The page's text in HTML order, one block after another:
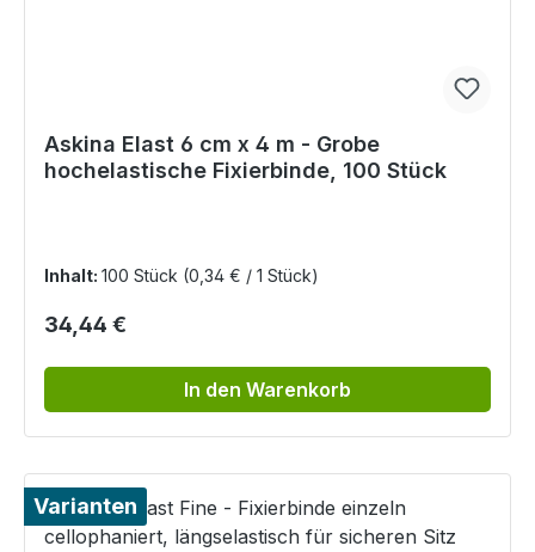
Askina Elast 6 cm x 4 m - Grobe
hochelastische Fixierbinde, 100 Stück
Inhalt: 100 Stück (0,34 € / 1 Stück)
Regulärer Preis:
34,44 €
In den Warenkorb
Varianten